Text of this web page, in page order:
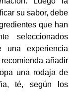
su sabor, debe
que han
seleccionados
una experiencia
añadir
una rodaja de
té, según los